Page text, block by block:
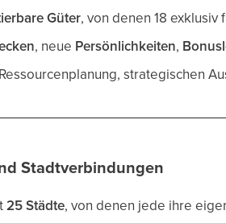
Güter, von denen 18
, neue Persönlichkeiten,
strategischen
Stadtverbindungen
25 Städte, von denen jede ihre